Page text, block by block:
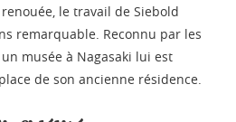
le travail de Siebold
remarquable. Reconnu par les
musée à Nagasaki lui est
de son ancienne résidence.